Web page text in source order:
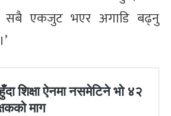
सबै एकजुट भएर अगाडि बढ्नु